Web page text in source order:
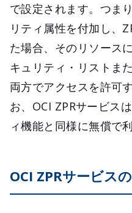
で設定されます。つま
リティ属性を付加し、
た場合、そのリソース
キュリティ・リストま
両方でアクセスを許可
お、OCI ZPRサービス
ィ機能と同様に無償で
OCI ZPRサービス